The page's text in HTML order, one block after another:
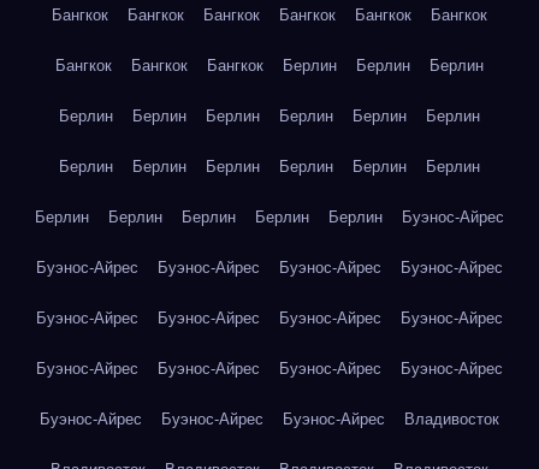
Бангкок Бангкок Бангкок Бангкок Бангкок Бангкок
Бангкок Бангкок Бангкок Берлин Берлин Берлин
Берлин Берлин Берлин Берлин Берлин Берлин
Берлин Берлин Берлин Берлин Берлин Берлин
Берлин Берлин Берлин Берлин Берлин Буэнос-Айрес
Буэнос-Айрес Буэнос-Айрес Буэнос-Айрес Буэнос-Айрес
Буэнос-Айрес Буэнос-Айрес Буэнос-Айрес Буэнос-Айрес
Буэнос-Айрес Буэнос-Айрес Буэнос-Айрес Буэнос-Айрес
Буэнос-Айрес Буэнос-Айрес Буэнос-Айрес Владивосток